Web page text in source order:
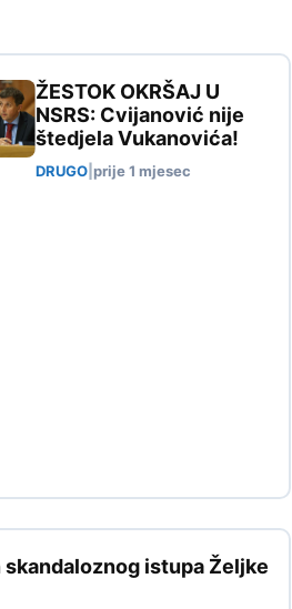
ŽESTOK OKRŠAJ U
NSRS: Cvijanović nije
štedjela Vukanovića!
DRUGO prije 1 mjesec
istupa Željke